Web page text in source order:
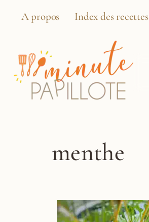
A propos Index des recettes
menthe